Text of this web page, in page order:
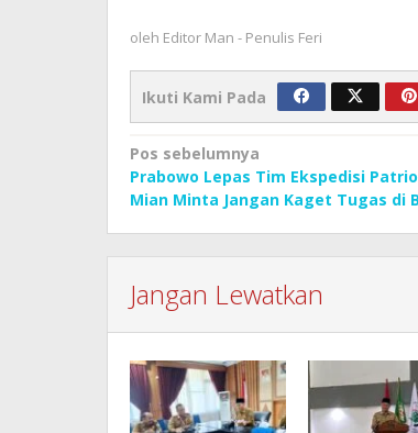
oleh Editor Man - Penulis Feri
Ikuti Kami Pada
Navigasi
pos
Pos sebelumnya
Prabowo Lepas Tim Ekspedisi
Mian Minta Jangan Kaget Tugas di
Jangan Lewatkan